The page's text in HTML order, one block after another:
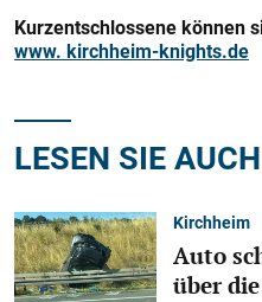
Kurzentschlossene können
www. kirchheim-knights.de
LESEN SIE AUCH
Kirchheim
Auto
über